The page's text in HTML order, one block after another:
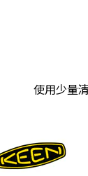
使用少量